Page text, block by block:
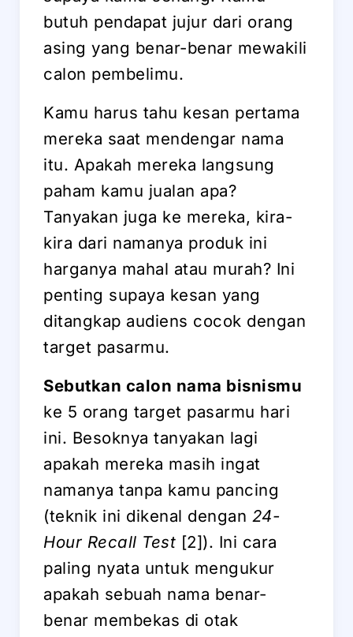
butuh pendapat jujur dari orang
asing yang benar-benar mewakili
calon pembelimu.
Kamu harus tahu kesan pertama
mereka saat mendengar nama
itu. Apakah mereka langsung
paham kamu jualan apa?
Tanyakan juga ke mereka, kira-
kira dari namanya produk ini
harganya mahal atau murah? Ini
penting supaya kesan yang
ditangkap audiens cocok dengan
target pasarmu.
Sebutkan calon nama bisnismu
ke 5 orang target pasarmu hari
ini. Besoknya tanyakan lagi
apakah mereka masih ingat
namanya tanpa kamu pancing
(teknik ini dikenal dengan 24-
Hour Recall Test [2]). Ini cara
paling nyata untuk mengukur
apakah sebuah nama benar-
benar membekas di otak